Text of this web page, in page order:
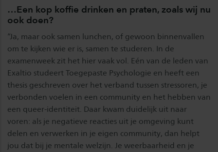
…Een kop koffie drinken en praten, zoals wij nu
ook doen?
“Ja, maar ook samen lunchen, of gewoon binnenvallen
om te kijken wie er is, samen te studeren. In de
examenweek zit het hier vaak vol. Eén van de leden van
Exaltio studeert Toegepaste Psychologie en heeft een
thesis geschreven over het verband tussen stressoren, je
verbonden voelen in een community en het hebben van
een queer-identiteit. Daar kwam duidelijk uit naar
voren: als je negatieve reacties uit je omgeving kunt
delen en verwerken in je eigen community, dan helpt
jou dat bij je mentale welzijn. Je weerbaarheid en je